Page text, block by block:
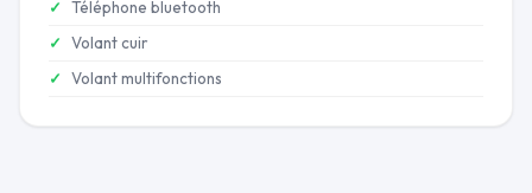
Téléphone bluetooth
Volant cuir
Volant multifonctions